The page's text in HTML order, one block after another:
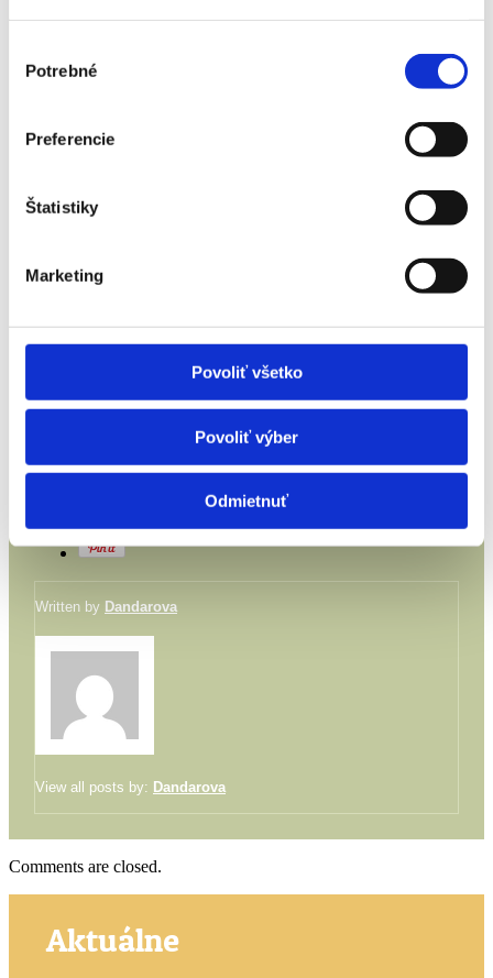
súhlasu
Potrebné
Preferencie
Štatistiky
Marketing
Povoliť všetko
Povoliť výber
Odmietnuť
19. decembra 2017
No tags
Comments are closed
1977
Written by Dandarova
View all posts by: Dandarova
Comments are closed.
Aktuálne